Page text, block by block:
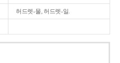
허드렛-물, 허드렛-일.